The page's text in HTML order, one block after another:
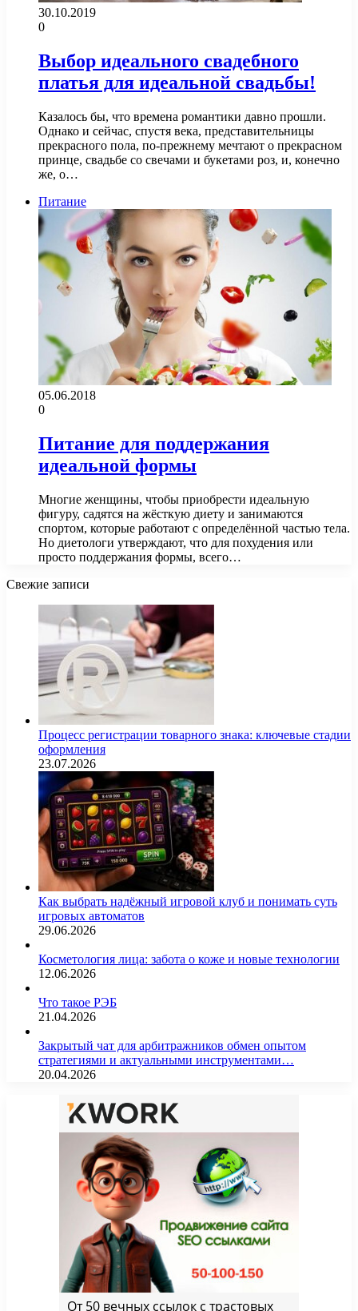
30.10.2019
0
Выбор идеального свадебного
платья для идеальной свадьбы!
Казалось бы, что времена романтики давно прошли.
Однако и сейчас, спустя века, представительницы
прекрасного пола, по-прежнему мечтают о прекрасном
принце, свадьбе со свечами и букетами роз, и, конечно
же, о…
Питание
05.06.2018
0
Питание для поддержания
идеальной формы
Многие женщины, чтобы приобрести идеальную
фигуру, садятся на жёсткую диету и занимаются
спортом, которые работают с определённой частью тела.
Но диетологи утверждают, что для похудения или
просто поддержания формы, всего…
Свежие записи
Процесс регистрации товарного знака: ключевые стадии
оформления
23.07.2026
Как выбрать надёжный игровой клуб и понимать суть
игровых автоматов
29.06.2026
Косметология лица: забота о коже и новые технологии
12.06.2026
Что такое РЭБ
21.04.2026
Закрытый чат для арбитражников обмен опытом
стратегиями и актуальными инструментами…
20.04.2026